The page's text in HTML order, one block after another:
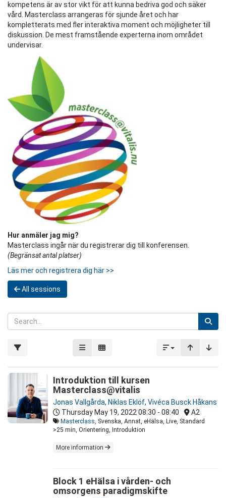
kompetens är av stor vikt för att kunna bedriva god och säker
vård. Masterclass arrangeras för sjunde året och har
kompletterats med fler interaktiva moment och möjligheter till
diskussion. De mest framstående experterna inom området
undervisar.
Hur anmäler jag mig?
Masterclass ingår när du registrerar dig till konferensen.
(Begränsat antal platser)
Läs mer och registrera dig här >>
All sessions
Introduktion till kursen
Masterclass@vitalis
Jonas Vallgårda, Niklas Eklöf, Vivéca Busck Håkans
Thursday May 19, 2022 08:30 - 08:40 A2
Masterclass, Svenska, Annat, eHälsa, Live, Standard
>25 min, Orientering, Introduktion
More information
Block 1 eHälsa i vården- och
omsorgens paradigmskifte